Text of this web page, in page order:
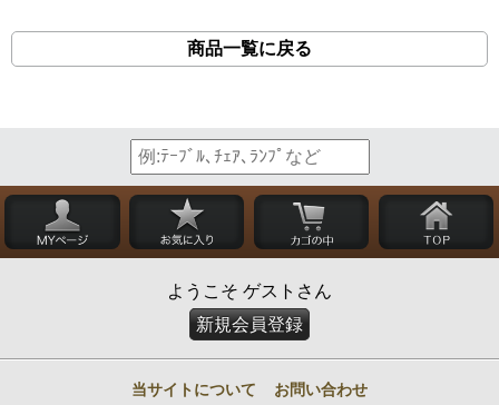
商品一覧に戻る
ようこそ ゲストさん
新規会員登録
当サイトについて お問い合わせ